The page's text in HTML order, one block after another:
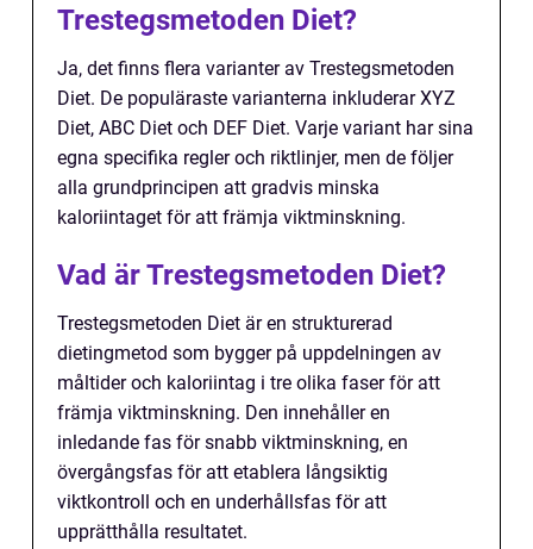
Trestegsmetoden Diet?
Ja, det finns flera varianter av Trestegsmetoden
Diet. De populäraste varianterna inkluderar XYZ
Diet, ABC Diet och DEF Diet. Varje variant har sina
egna specifika regler och riktlinjer, men de följer
alla grundprincipen att gradvis minska
kaloriintaget för att främja viktminskning.
Vad är Trestegsmetoden Diet?
Trestegsmetoden Diet är en strukturerad
dietingmetod som bygger på uppdelningen av
måltider och kaloriintag i tre olika faser för att
främja viktminskning. Den innehåller en
inledande fas för snabb viktminskning, en
övergångsfas för att etablera långsiktig
viktkontroll och en underhållsfas för att
upprätthålla resultatet.